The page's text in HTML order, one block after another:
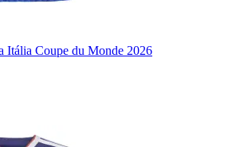
Itália Coupe du Monde 2026